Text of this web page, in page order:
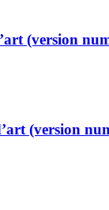
(version
(version